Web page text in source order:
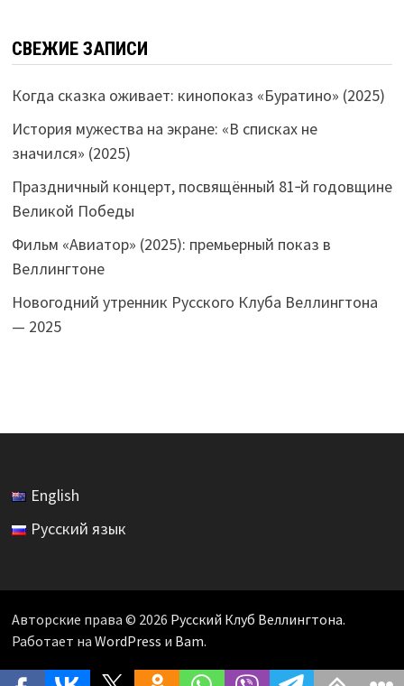
СВЕЖИЕ ЗАПИСИ
Когда сказка оживает: кинопоказ «Буратино» (2025)
История мужества на экране: «В списках не
значился» (2025)
Праздничный концерт, посвящённый 81‑й годовщине
Великой Победы
Фильм «Авиатор» (2025): премьерный показ в
Веллингтоне
Новогодний утренник Русского Клуба Веллингтона
— 2025
English
Русский язык
Авторские права © 2026 Русский Клуб Веллингтона.
Работает на WordPress и Bam.